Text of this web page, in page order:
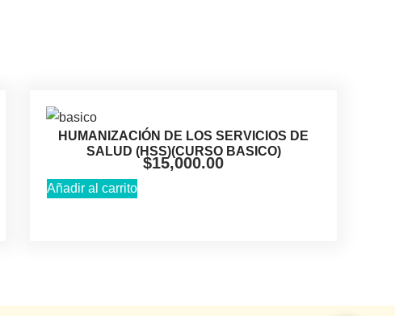
HUMANIZACIÓN DE LOS SERVICIOS DE
SALUD (HSS)(CURSO BASICO)
$15,000.00
Añadir al carrito